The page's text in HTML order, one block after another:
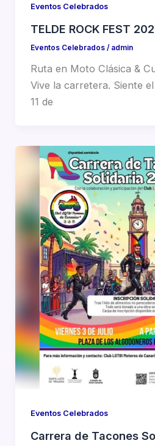
Eventos Celebrados
TELDE ROCK FEST
Eventos Celebrados/ admin
Ruta en Moto Clásica &
Vive la carretera. Siente
11 de
Eventos Celebrados
Carrera de Tacones